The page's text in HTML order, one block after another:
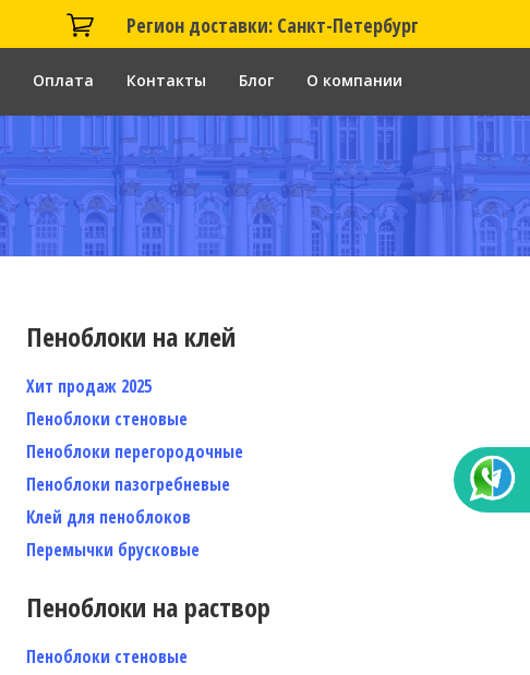
Регион доставки: Санкт-Петербург
Оплата Контакты Блог О компании
Пеноблоки на клей
Хит продаж 2025
Пеноблоки стеновые
Пеноблоки перегородочные
Пеноблоки пазогребневые
Клей для пеноблоков
Перемычки брусковые
Пеноблоки на раствор
Пеноблоки стеновые